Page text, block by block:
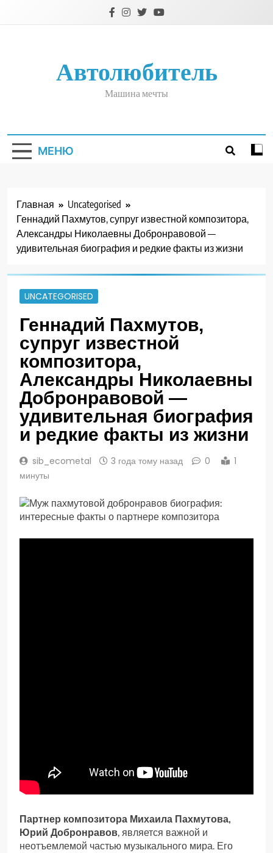
Автолюбитель
Машина мечты
МЕНЮ
Главная
Uncategorised
Геннадий Пахмутов, супруг известной композитора,
Александры Николаевны Добронравовой —
удивительная биография и редкие факты из жизни
UNCATEGORISED
Геннадий Пахмутов,
супруг известной
композитора,
Александры Николаевны
Добронравовой —
удивительная биография
и редкие факты из жизни
sib_ecometal 3 года тому назад 0
1
минуты
Партнер композитора Михаила Пахмутова,
Юрий Добронравов, является важной и
неотъемлемой частью музыкального мира. Его